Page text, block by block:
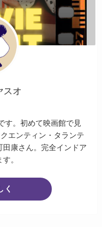
スオ
す。初めて映画館で見
エンティン・タランテ
田康さん。完全インドア
。
く